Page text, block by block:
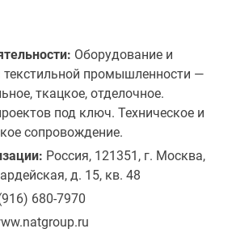
Оборудование и
текстильной промышленности —
ткацкое, отделочное.
под ключ. Техническое и
сопровождение.
Россия, 121351, г. Москва,
д. 15, кв. 48
680-7970